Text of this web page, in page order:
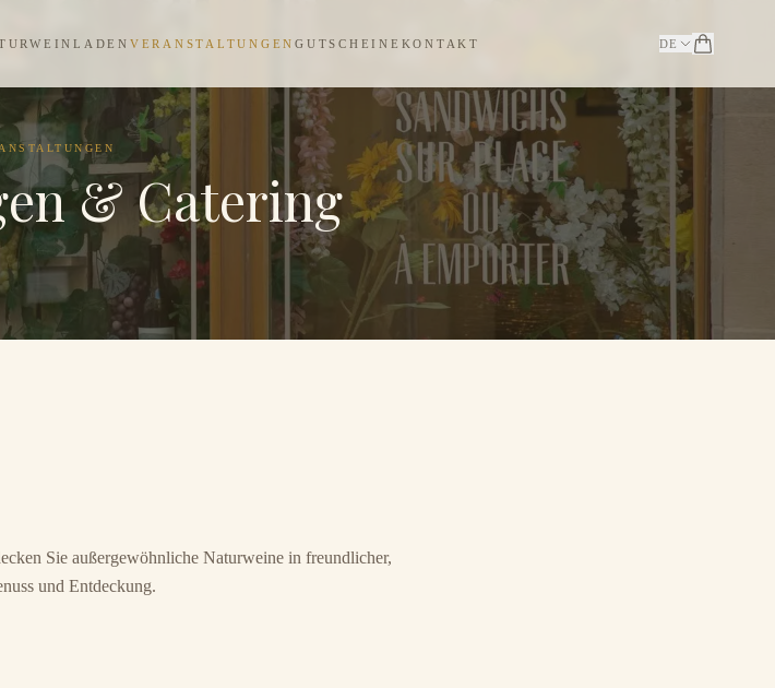
VERANSTALTUNGENGUTSCHEINE KONTAKT DE
& Catering
Sie außergewöhnliche Naturweine in freundlicher,
und Entdeckung.